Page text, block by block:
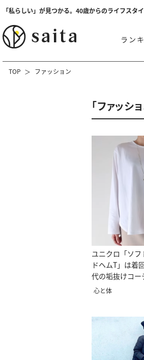
「私らしい」が見つかる。40歳からのライフスタ
ラン
TOP ファッション
「ファッシ
ユニクロ「ソ
ドヘムT」は着
代の垢抜けコー
心と体